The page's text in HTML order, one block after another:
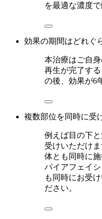
を最適な濃度
効果の期間はどれぐ
本治療はご自
再生が完了す
の後、効果が6
複数部位を同時に受
例えば目の下
受けいただけ
体とも同時に
パイアフェイ
も同時にお受
ださい。